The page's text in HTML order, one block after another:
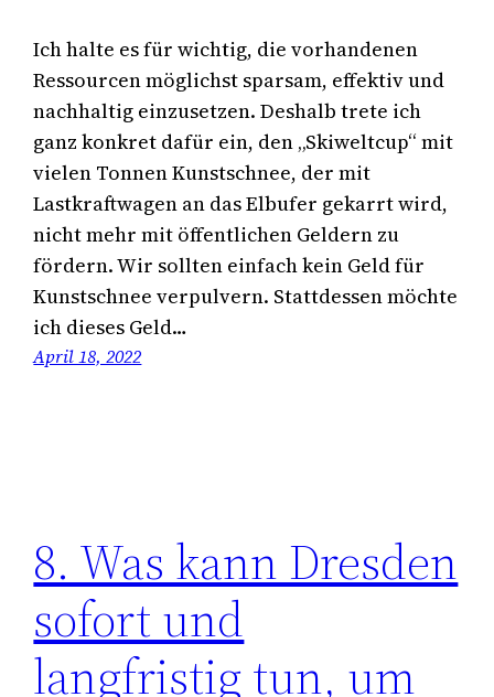
Ich halte es für wichtig, die vorhandenen
Ressourcen möglichst sparsam, effektiv und
nachhaltig einzusetzen. Deshalb trete ich
ganz konkret dafür ein, den „Skiweltcup“ mit
vielen Tonnen Kunstschnee, der mit
Lastkraftwagen an das Elbufer gekarrt wird,
nicht mehr mit öffentlichen Geldern zu
fördern. Wir sollten einfach kein Geld für
Kunstschnee verpulvern. Stattdessen möchte
ich dieses Geld…
April 18, 2022
8. Was kann Dresden
sofort und
langfristig tun, um